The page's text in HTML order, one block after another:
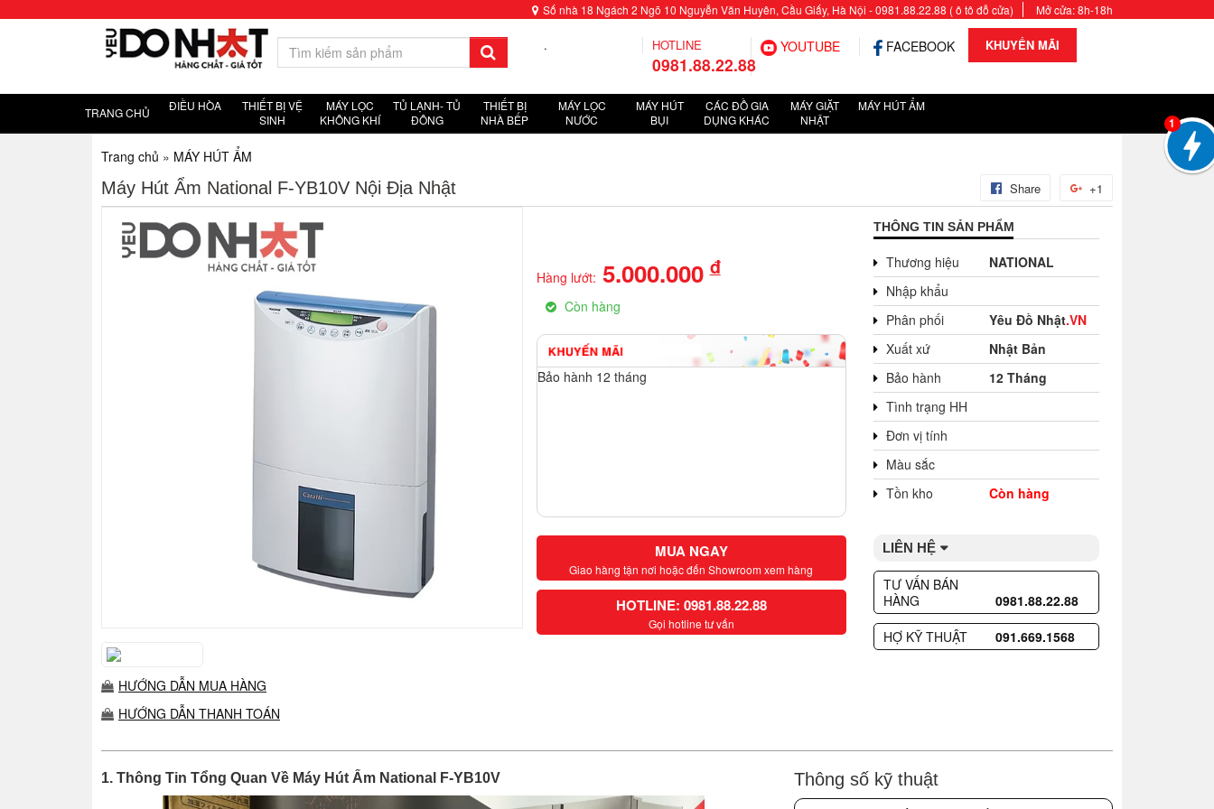
Số nhà 18 Ngách 2 Ngõ 10 Nguyễn Văn Huyên, Cầu Giấy, Hà Nội - 0981.88.22.88 ( ô tô đỗ cửa) Mở cửa: 8h-18h
. HOTLINE
0981.88.22.88
YOUTUBE FACEBOOK KHUYẾN MÃI
TRANG CHỦ ĐIỀU HÒA
THIẾT BỊ VỆ
SINH
MÁY LỌC
KHÔNG KHÍ
TỦ LẠNH- TỦ
ĐÔNG
THIẾT BỊ
NHÀ BẾP
MÁY LỌC
NƯỚC
MÁY HÚT
BỤI
CÁC ĐỒ GIA
DỤNG KHÁC
MÁY GIẶT
NHẬT
MÁY HÚT ẨM
Trang chủ » MÁY HÚT ẨM
Máy Hút Ẩm National F-YB10V Nội Địa Nhật +1
Share
HƯỚNG DẪN MUA HÀNG
HƯỚNG DẪN THANH TOÁN
Hàng lướt: 5.000.000đ
Còn hàng
Bảo hành 12 tháng
MUA NGAY
Giao hàng tận nơi hoặc đến Showroom xem hàng
HOTLINE: 0981.88.22.88
Gọi hotline tư vấn
THÔNG TIN SẢN PHẨM
Thương hiệu
NATIONAL
Nhập khẩu
Phân phối
Yêu Đồ Nhật.VN
Xuất xứ
Nhật Bản
Bảo hành
12 Tháng
Tình trạng HH
Đơn vị tính
Màu sắc
Tồn kho
Còn hàng
LIÊN HỆ
TƯ VẤN BÁN
HÀNG
0981.88.22.88
HỢ KỸ THUẬT
091.669.1568
1. Thông Tin Tổng Quan Về Máy Hút Ẩm National F-YB10V Thông số kỹ thuật
1